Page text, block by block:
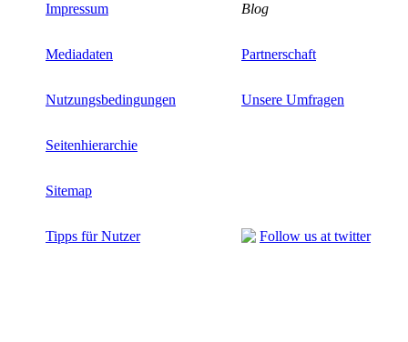
Impressum Blog
Mediadaten Partnerschaft
Nutzungsbedingungen Unsere Umfragen
Seitenhierarchie
Sitemap
Tipps für Nutzer Follow us at twitter